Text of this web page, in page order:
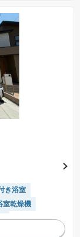
き浴室
室乾燥機